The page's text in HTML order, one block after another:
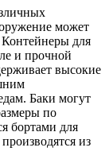
может
Контейнеры для
и прочной
высокие
Баки могут
по
бортами для
из